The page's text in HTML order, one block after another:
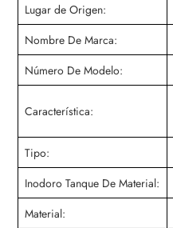
Lugar de Origen:
Nombre De Marca:
Número De Modelo:
Característica:
Tipo:
Inodoro Tanque De Material:
Material: